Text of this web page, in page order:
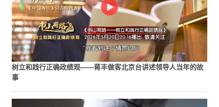
树立和践行正确政绩观——蒋丰做客北京台讲述领导人当年的故
事